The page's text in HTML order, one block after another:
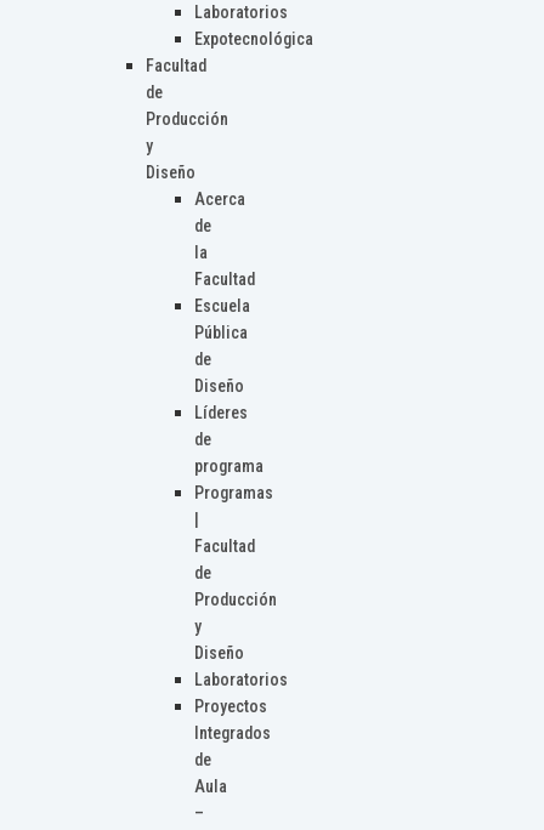
Laboratorios
Expotecnológica
Facultad
de
Producción
y
Diseño
Acerca
de
la
Facultad
Escuela
Pública
de
Diseño
Líderes
de
programa
Programas
Facultad
de
Producción
y
Diseño
Laboratorios
Proyectos
Integrados
de
Aula
–